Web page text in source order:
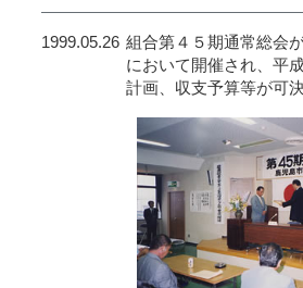
1999.05.26 組合第４５期通常総会
において開催され、平
計画、収支予算等が可